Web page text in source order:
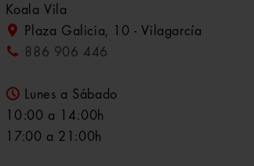
Koala Vila
Plaza Galicia, 10 - Vilagarcía
886 906 446
Lunes a Sábado
10:00 a 14:00h
17:00 a 21:00h